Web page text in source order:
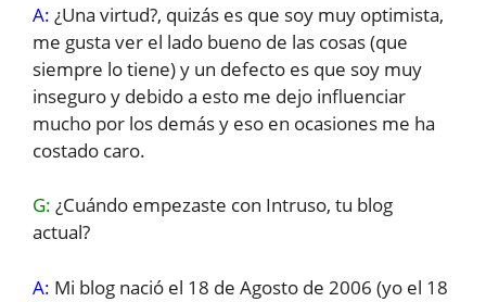
A: ¿Una virtud?, quizás es que soy muy optimista,
me gusta ver el lado bueno de las cosas (que
siempre lo tiene) y un defecto es que soy muy
inseguro y debido a esto me dejo influenciar
mucho por los demás y eso en ocasiones me ha
costado caro.
G: ¿Cuándo empezaste con Intruso, tu blog
actual?
A: Mi blog nació el 18 de Agosto de 2006 (yo el 18